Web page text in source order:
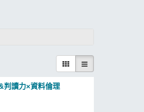
判讀力×資料倫理